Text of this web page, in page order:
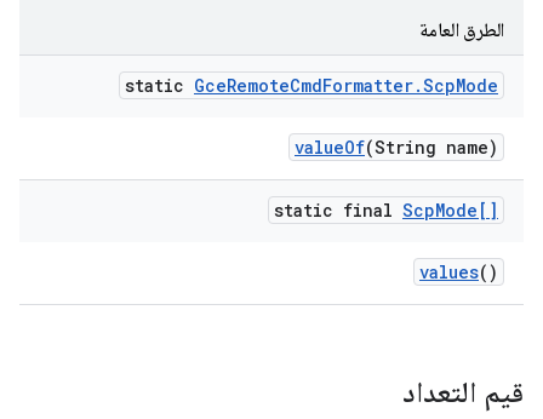
الطرق العامة
static GceRemoteCmdFormatter.ScpMode
valueOf(String name)
static final ScpMode[]
values()
قيم التعداد